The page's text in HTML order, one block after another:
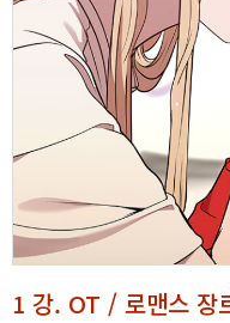
1 강. OT / 로맨스 장